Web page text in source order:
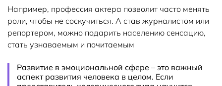
Например, профессия актера позволит часто менять
роли, чтобы не соскучиться. А став журналистом или
репортером, можно подарить населению сенсацию,
стать узнаваемым и почитаемым
Развитие в эмоциональной сфере – это важный
аспект развития человека в целом. Если